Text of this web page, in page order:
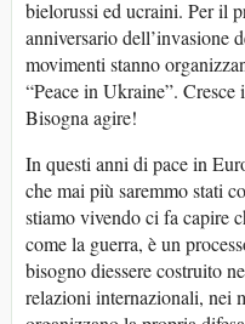
bielorussi ed ucraini. Per il
anniversario dell’invasione
movimenti stanno
“Peace in Ukraine”.
Bisogna agire!
In questi anni di pace in
che mai più saremmo stati
stiamo vivendo ci fa capire
come la guerra, è un
bisogno diessere costruito
relazioni internazionali, nei